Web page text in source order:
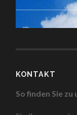
KONTAKT
So finden Sie zu